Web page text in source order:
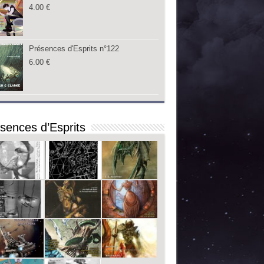
4.00 €
Présences d'Esprits n°122
6.00 €
d’Esprits